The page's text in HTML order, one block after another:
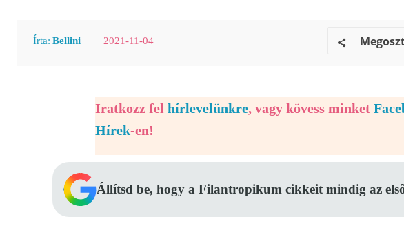
Írta: Bellini 2021-11-04
Iratkozz fel hírlevelünkre, vagy kövess minket
Hírek-en!
Állítsd be, hogy a Filantropikum cikkeit mindig az